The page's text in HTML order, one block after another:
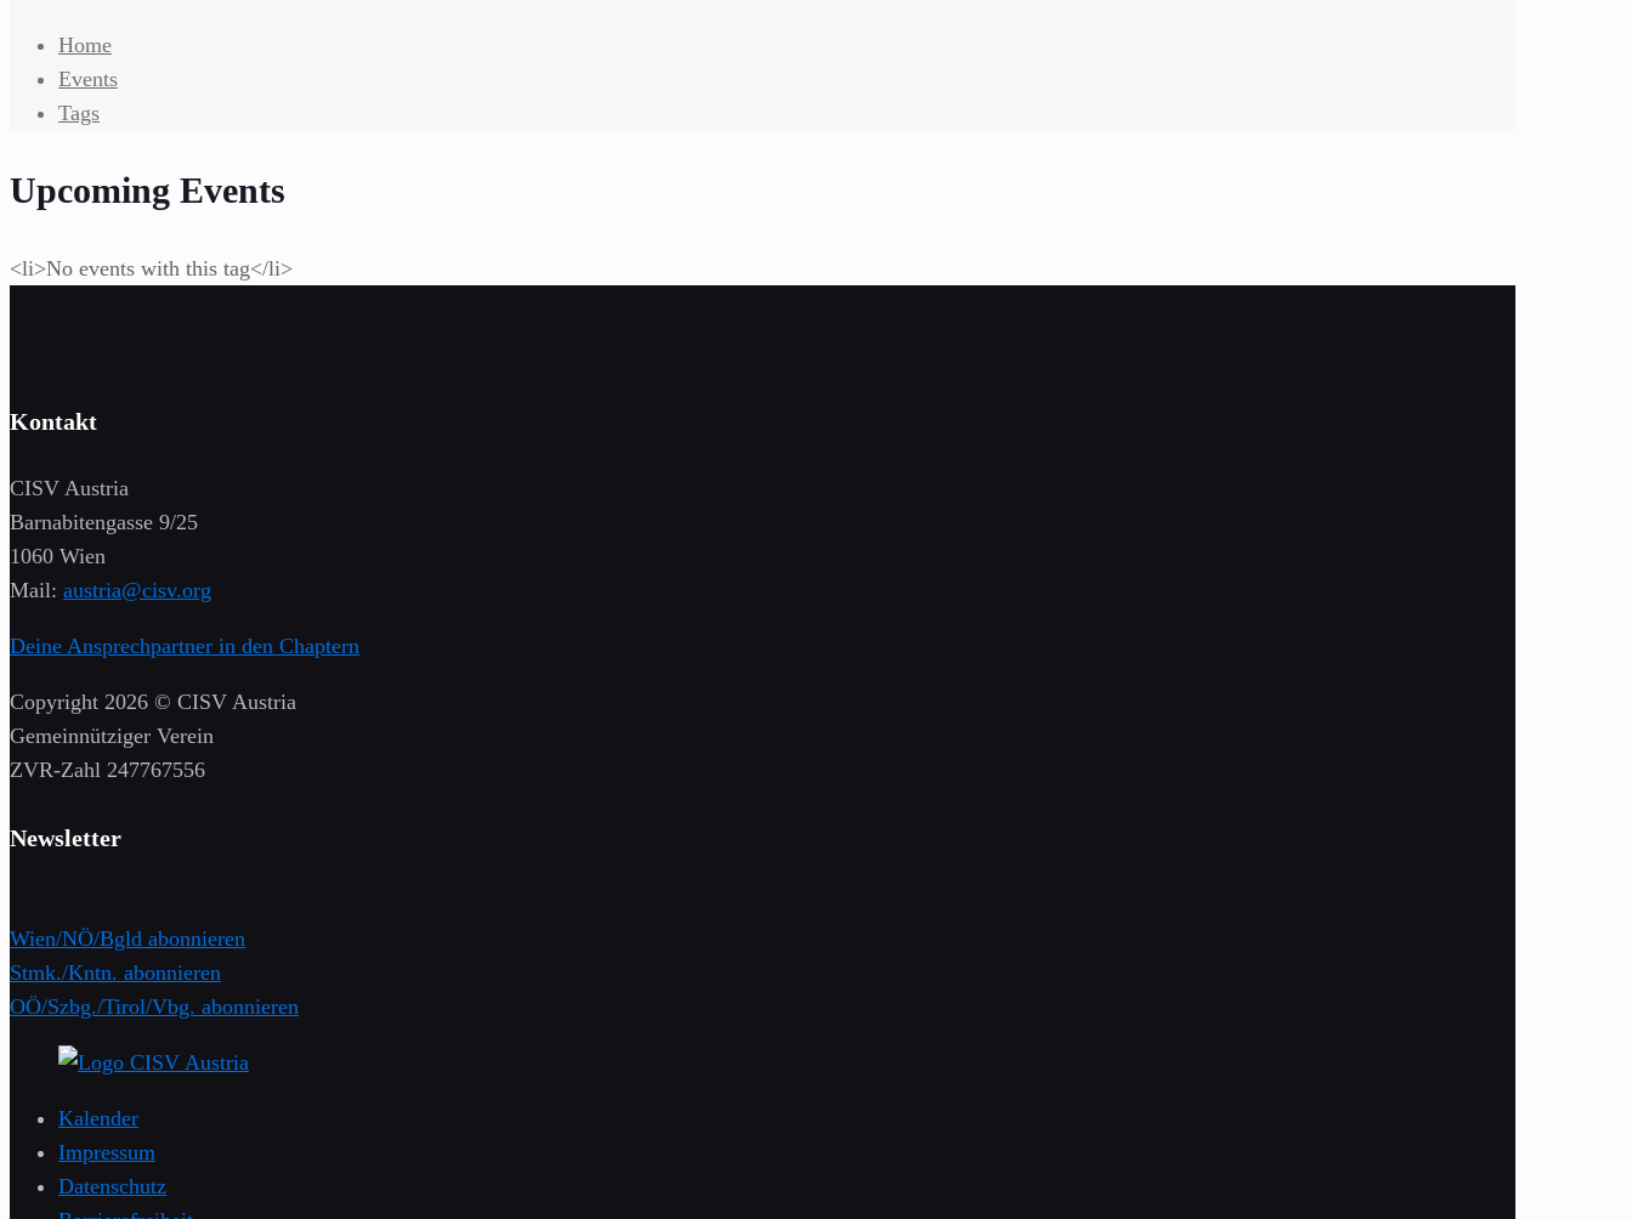
Home
Events
Tags
Upcoming Events
<li>No events with this tag</li>
Kontakt
CISV Austria
Barnabitengasse 9/25
1060 Wien
Mail: austria@cisv.org
Deine Ansprechpartner in den Chaptern
Copyright 2026 © CISV Austria
Gemeinnütziger Verein
​ZVR-Zahl 247767556
Newsletter
Wien/NÖ/Bgld abonnieren
Stmk./Kntn. abonnieren
OÖ/Szbg./Tirol/Vbg. abonnieren
Kalender
Impressum
Datenschutz